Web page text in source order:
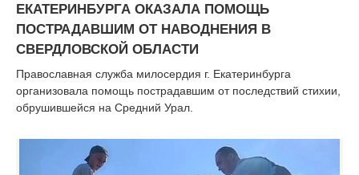
ЕКАТЕРИНБУРГА ОКАЗАЛА ПОМОЩЬ
ПОСТРАДАВШИМ ОТ НАВОДНЕНИЯ В
СВЕРДЛОВСКОЙ ОБЛАСТИ
Православная служба милосердия г. Екатеринбурга
организовала помощь пострадавшим от последствий стихии,
обрушившейся на Средний Урал.